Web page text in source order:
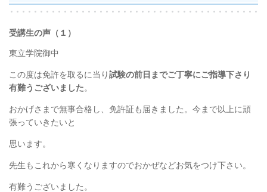
受講生の声（１）
東立学院御中
この度は免許を取るに当り試験の前日までご丁寧にご指導下さり
有難うございました。
おかげさまで無事合格し、免許証も届きました。今まで以上に頑
張っていきたいと
思います。
先生もこれから寒くなりますのでおかぜなどお気をつけ下さい。
有難うございました。